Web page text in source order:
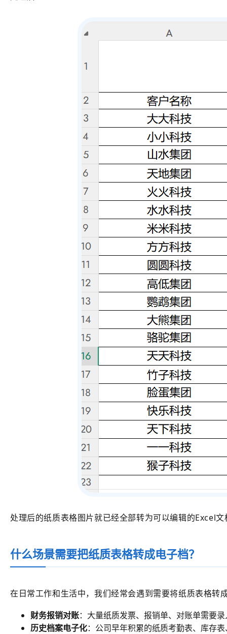
处理后的纸质表格图片就已经全部转为可以编辑的Excel
什么场景需要把纸质表格转成电子档？
在日常工作和生活中，我们经常会遇到需要将纸质表格转
财务报销对账：大量纸质发票、报销单、对账单需要
历史档案电子化：公司早年积累的纸质考勤表、库存